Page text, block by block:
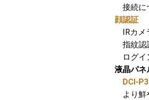
接続に
顔認証
IRカメ
指紋認
ログイ
液晶パネ
DCI-P3
より鮮